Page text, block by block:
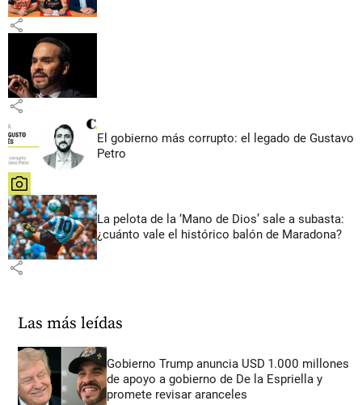
share
share
El gobierno más corrupto: el legado de Gustavo
Petro
share
La pelota de la ‘Mano de Dios’ sale a subasta:
¿cuánto vale el histórico balón de Maradona?
share
Las más leídas
Gobierno Trump anuncia USD 1.000 millones
de apoyo a gobierno de De la Espriella y
promete revisar aranceles